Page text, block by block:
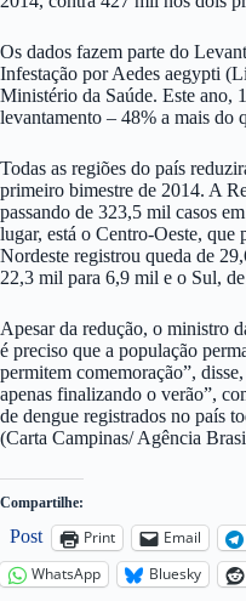
Os dados fazem parte do
Infestação por Aedes aegypti
Ministério da Saúde. Este ano,
levantamento – 48% a mais do
Todas as regiões do país
primeiro bimestre de 2014. A
passando de 323,5 mil casos
lugar, está o Centro-Oeste,
Nordeste registrou queda de
22,3 mil para 6,9 mil e o Sul,
Apesar da redução, o ministro
é preciso que a população
permitem comemoração”,
apenas finalizando o verão”,
de dengue registrados no país
(Carta Campinas/ Agência
Compartilhe:
Post Print Email
WhatsApp
Bluesky